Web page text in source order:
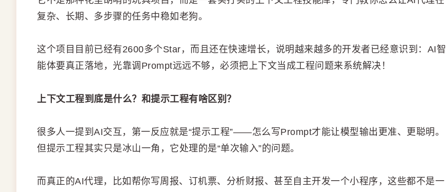
复杂、长期、多步骤的任务中稳如老狗。
这个项目目前已经有2600多个Star，而且还在快速增长，说明越来越多的开发者已经意识到：AI智
能体要真正落地，光靠调Prompt远远不够，必须把上下文当成工程问题来系统解决！
上下文工程到底是什么？和提示工程有啥区别？
很多人一提到AI交互，第一反应就是“提示工程”——怎么写Prompt才能让模型输出更准、更聪明。
但提示工程其实只是冰山一角，它处理的是“单次输入”的问题。
而真正的AI代理，比如帮你写周报、订机票、分析财报、甚至自主开发一个小程序，这些都不是一